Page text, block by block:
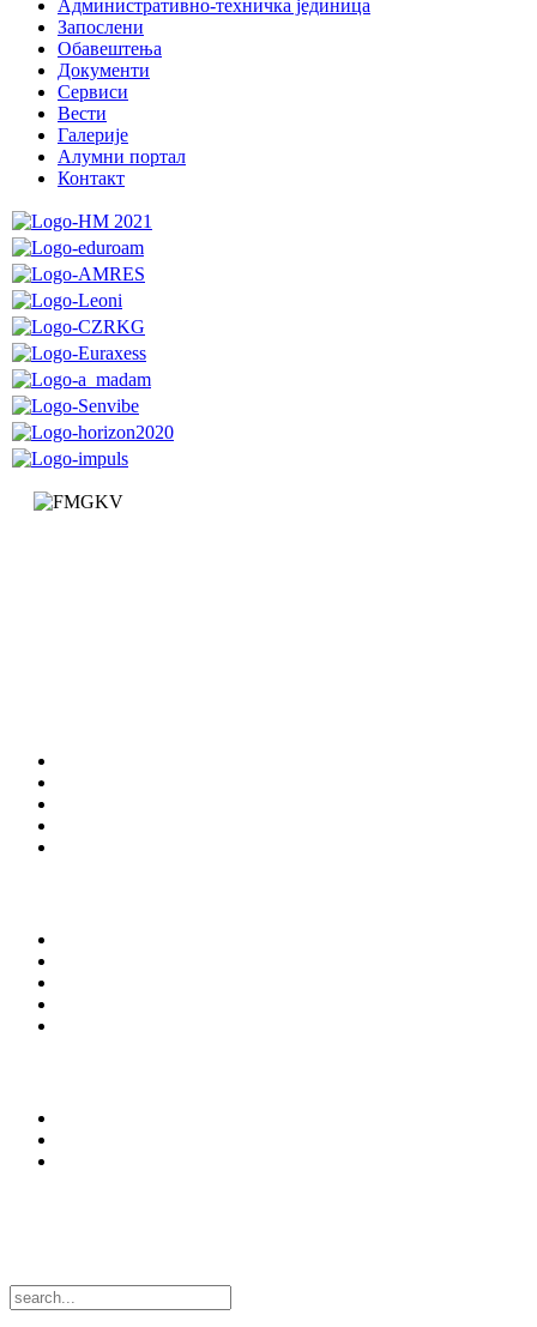
Административно-техничка јединица
Запослени
Обавештења
Документи
Сервиси
Вести
Галерије
Алумни портал
Контакт